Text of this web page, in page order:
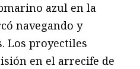
azul en la
navegando y
Los proyectiles
en el arrecife de